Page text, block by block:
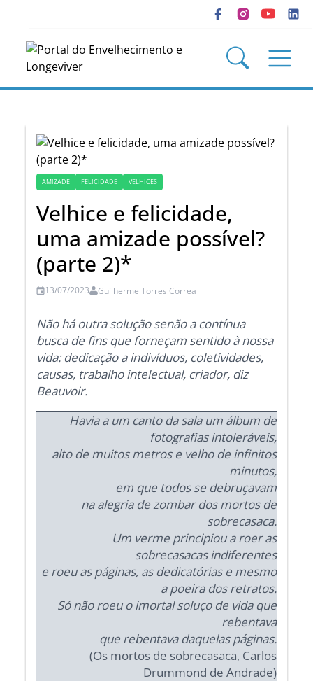
AMIZADE FELICIDADE VELHICES
Velhice e felicidade,
uma amizade possível?
(parte 2)*
13/07/2023 Guilherme Torres Correa
Não há outra solução senão a contínua
busca de fins que forneçam sentido à nossa
vida: dedicação a indivíduos, coletividades,
causas, trabalho intelectual, criador, diz
Beauvoir.
Havia a um canto da sala um álbum de
fotografias intoleráveis,
alto de muitos metros e velho de infinitos
minutos,
em que todos se debruçavam
na alegria de zombar dos mortos de
sobrecasaca.
Um verme principiou a roer as
sobrecasacas indiferentes
e roeu as páginas, as dedicatórias e mesmo
a poeira dos retratos.
Só não roeu o imortal soluço de vida que
rebentava
que rebentava daquelas páginas.
(Os mortos de sobrecasaca, Carlos
Drummond de Andrade)